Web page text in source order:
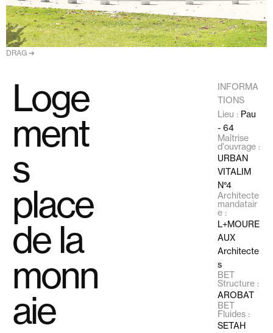
DRAG ➔
Loge
ment
s
place
de la
monn
aie
INFORMA
TIONS
Lieu : Pau
- 64
Maîtrise
d'ouvrage :
URBAN
VITALIM
N°4
Architecte
mandatair
e :
L+MOURE
AUX
Architecte
s
BET
Structure :
AROBAT
BET
Fluides :
SETAH